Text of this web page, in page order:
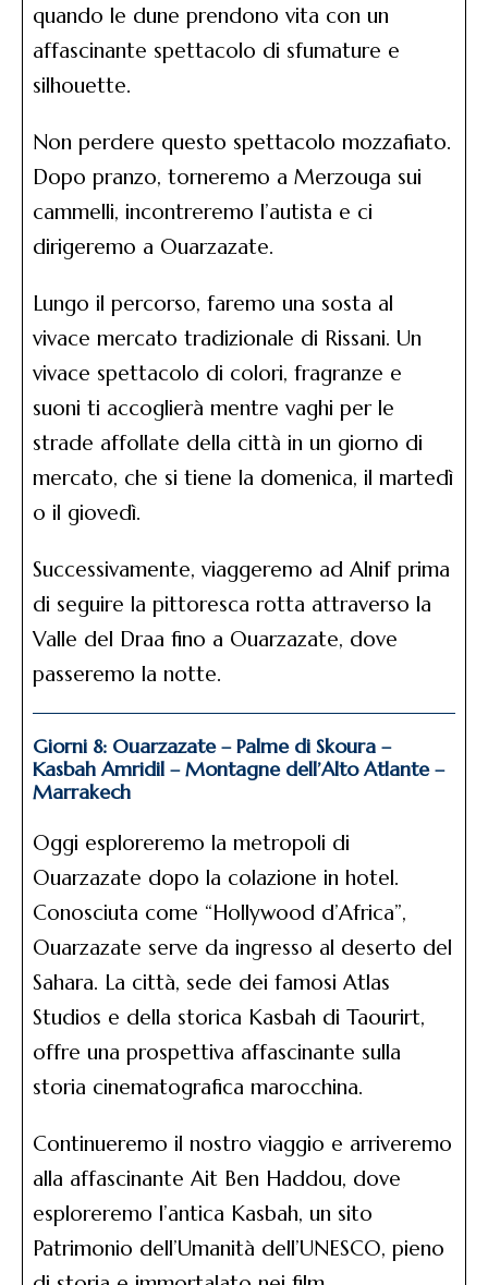
quando le dune prendono vita con un
affascinante spettacolo di sfumature e
silhouette.
Non perdere questo spettacolo mozzafiato.
Dopo pranzo, torneremo a Merzouga sui
cammelli, incontreremo l’autista e ci
dirigeremo a Ouarzazate.
Lungo il percorso, faremo una sosta al
vivace mercato tradizionale di Rissani. Un
vivace spettacolo di colori, fragranze e
suoni ti accoglierà mentre vaghi per le
strade affollate della città in un giorno di
mercato, che si tiene la domenica, il martedì
o il giovedì.
Successivamente, viaggeremo ad Alnif prima
di seguire la pittoresca rotta attraverso la
Valle del Draa fino a Ouarzazate, dove
passeremo la notte.
Giorni 8: Ouarzazate – Palme di Skoura –
Kasbah Amridil – Montagne dell’Alto Atlante –
Marrakech
Oggi esploreremo la metropoli di
Ouarzazate dopo la colazione in hotel.
Conosciuta come “Hollywood d’Africa”,
Ouarzazate serve da ingresso al deserto del
Sahara. La città, sede dei famosi Atlas
Studios e della storica Kasbah di Taourirt,
offre una prospettiva affascinante sulla
storia cinematografica marocchina.
Continueremo il nostro viaggio e arriveremo
alla affascinante Ait Ben Haddou, dove
esploreremo l’antica Kasbah, un sito
Patrimonio dell’Umanità dell’UNESCO, pieno